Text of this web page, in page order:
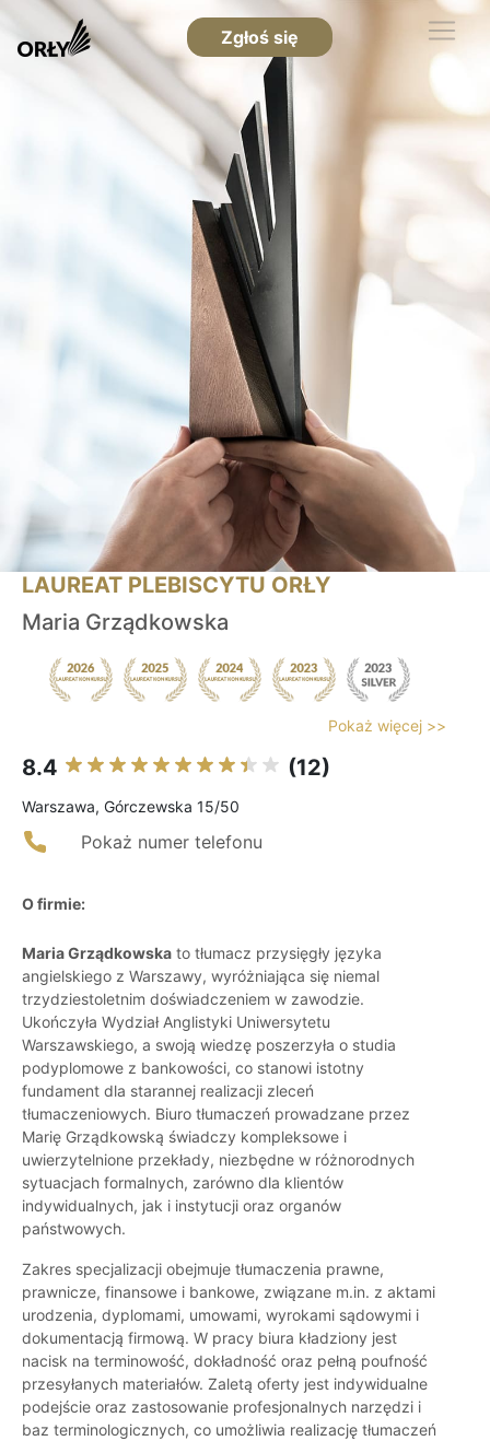
Zgłoś się
LAUREAT PLEBISCYTU ORŁY
Maria Grządkowska
Pokaż więcej >>
8.4 (12)
Warszawa, Górczewska 15/50
Pokaż numer telefonu
O firmie:
Maria Grządkowska to tłumacz przysięgły języka
angielskiego z Warszawy, wyróżniająca się niemal
trzydziestoletnim doświadczeniem w zawodzie.
Ukończyła Wydział Anglistyki Uniwersytetu
Warszawskiego, a swoją wiedzę poszerzyła o studia
podyplomowe z bankowości, co stanowi istotny
fundament dla starannej realizacji zleceń
tłumaczeniowych. Biuro tłumaczeń prowadzane przez
Marię Grządkowską świadczy kompleksowe i
uwierzytelnione przekłady, niezbędne w różnorodnych
sytuacjach formalnych, zarówno dla klientów
indywidualnych, jak i instytucji oraz organów
państwowych.
Zakres specjalizacji obejmuje tłumaczenia prawne,
prawnicze, finansowe i bankowe, związane m.in. z aktami
urodzenia, dyplomami, umowami, wyrokami sądowymi i
dokumentacją firmową. W pracy biura kładziony jest
nacisk na terminowość, dokładność oraz pełną poufność
przesyłanych materiałów. Zaletą oferty jest indywidualne
podejście oraz zastosowanie profesjonalnych narzędzi i
baz terminologicznych, co umożliwia realizację tłumaczeń